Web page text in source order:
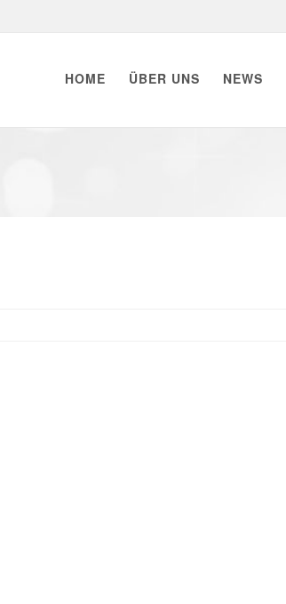
HOME ÜBER UNS NEWS